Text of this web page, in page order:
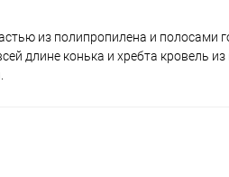
из полипропилена и
длине конька и хребта кровель